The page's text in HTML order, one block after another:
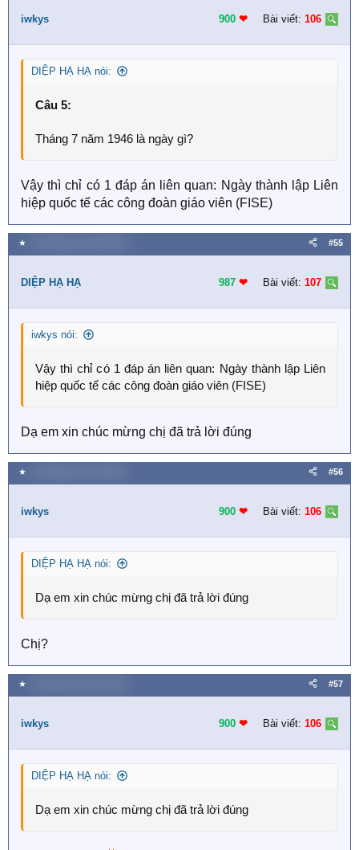
iwkys 900 ❤︎ Bài viết: 106
DIỆP HẠ HẠ nói:
Câu 5:
Tháng 7 năm 1946 là ngày gì?
Vậy thì chỉ có 1 đáp án liên quan: Ngày thành lập Liên
hiệp quốc tế các công đoàn giáo viên (FISE)
★ #55
DIỆP HẠ HẠ 987 ❤︎ Bài viết: 107
iwkys nói:
Vậy thì chỉ có 1 đáp án liên quan: Ngày thành lập Liên
hiệp quốc tế các công đoàn giáo viên (FISE)
Dạ em xin chúc mừng chị đã trả lời đúng
★ #56
iwkys 900 ❤︎ Bài viết: 106
DIỆP HẠ HẠ nói:
Dạ em xin chúc mừng chị đã trả lời đúng
Chị?
★ #57
iwkys 900 ❤︎ Bài viết: 106
DIỆP HẠ HẠ nói:
Dạ em xin chúc mừng chị đã trả lời đúng